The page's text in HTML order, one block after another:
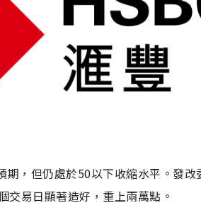
，但仍處於50以下收縮水平。發
交易日顯著造好，重上兩萬點。